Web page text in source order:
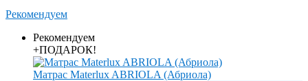
Рекомендуем
Рекомендуем
+ПОДАРОК!
Матрас Materlux ABRIOLA (Абриола)